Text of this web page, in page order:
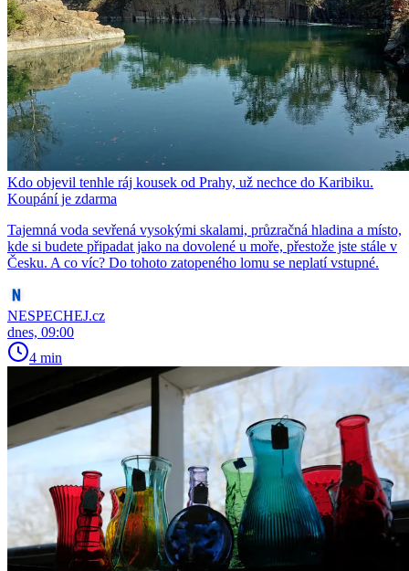
Kdo objevil tenhle ráj kousek od Prahy, už nechce do Karibiku.
Koupání je zdarma
Tajemná voda sevřená vysokými skalami, průzračná hladina a místo,
kde si budete připadat jako na dovolené u moře, přestože jste stále v
Česku. A co víc? Do tohoto zatopeného lomu se neplatí vstupné.
NESPECHEJ.cz
dnes, 09:00
4 min